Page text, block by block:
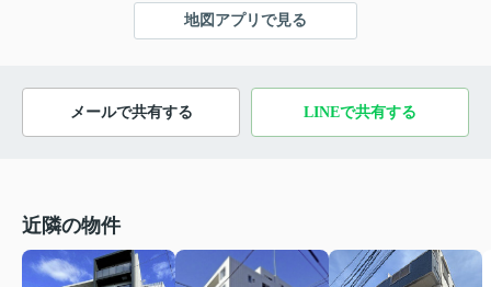
地図アプリで見る
メールで共有する LINEで共有する
近隣の物件